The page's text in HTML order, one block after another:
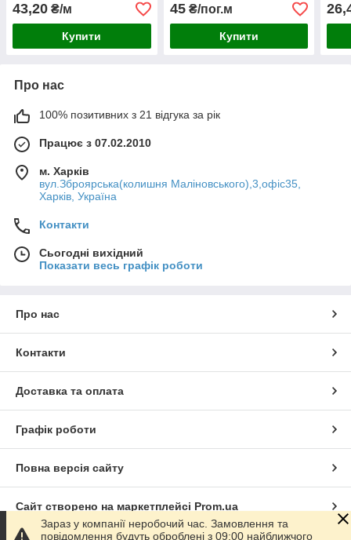
43,20 ₴/м
Купити
45₴/пог.м
Купити
Про нас
100% позитивних з 21 відгука за рік
Працює з 07.02.2010
м. Харків
вул.Зброярська(колишня Маліновського),3,офіс35,
Харків, Україна
Контакти
Сьогодні вихідний
Показати весь графік роботи
Про нас
Контакти
Доставка та оплата
Графік роботи
Повна версія сайту
Сайт створено на маркетплейсі Prom.ua
Зараз у компанії неробочий час. Замовлення та
повідомлення будуть оброблені з 09:00 найближчого